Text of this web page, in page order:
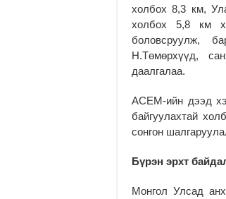
холбох 8,3 км,
холбох 5,8 км
боловсруулж,
Н.Төмөрхүүд,
даалгалаа.
АСЕМ-ийн дээд
байгуулахтай
сонгон
Бүрэн эрхт
Монгол Улсад